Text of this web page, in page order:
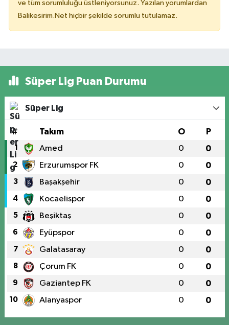
ve tüm sorumluluğu üstleniyorsunuz. Yazılan yorumlardan
Balikesirim.Net hiçbir şekilde sorumlu tutulamaz.
Süper Lig Puan Durumu
Süper Lig
# Takım O P
1 Amed 0 0
2 Erzurumspor FK 0 0
3 Başakşehir 0 0
4 Kocaelispor 0 0
5 Beşiktaş 0 0
6 Eyüpspor 0 0
7 Galatasaray 0 0
8 Çorum FK 0 0
9 Gaziantep FK 0 0
10 Alanyaspor 0 0